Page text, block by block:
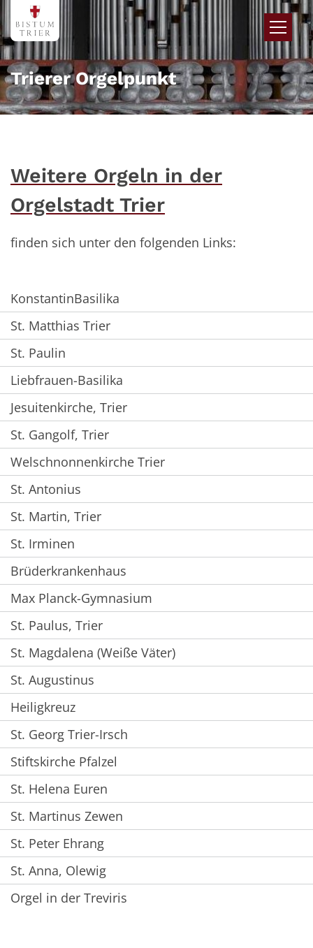
Zum Inhalt springen
Trierer Orgelpunkt
Weitere Orgeln in der
Orgelstadt Trier
finden sich unter den folgenden Links:
KonstantinBasilika
St. Matthias Trier
St. Paulin
Liebfrauen-Basilika
Jesuitenkirche, Trier
St. Gangolf, Trier
Welschnonnenkirche Trier
St. Antonius
St. Martin, Trier
St. Irminen
Brüderkrankenhaus
Max Planck-Gymnasium
St. Paulus, Trier
St. Magdalena (Weiße Väter)
St. Augustinus
Heiligkreuz
St. Georg Trier-Irsch
Stiftskirche Pfalzel
St. Helena Euren
St. Martinus Zewen
St. Peter Ehrang
St. Anna, Olewig
Orgel in der Treviris